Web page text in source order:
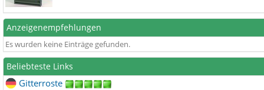
Anzeigenempfehlungen
Es wurden keine Einträge gefunden.
Beliebteste Links
Gitterroste